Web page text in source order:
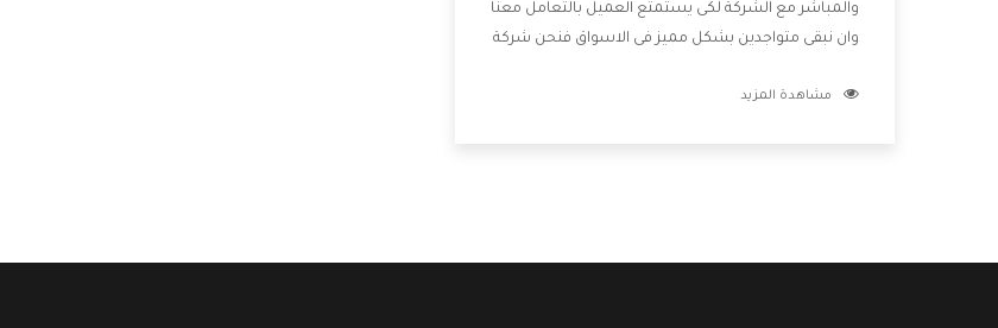
والمباشر مع الشركة لكى يستمتع العميل بالتعامل معنا
وان نبقى متواجدين بشكل مميز فى الاسواق فنحن شركة
بالخدمات التى تنفرد الشركة بها والتى تكون منها خدمة
مشاهدة المزيد